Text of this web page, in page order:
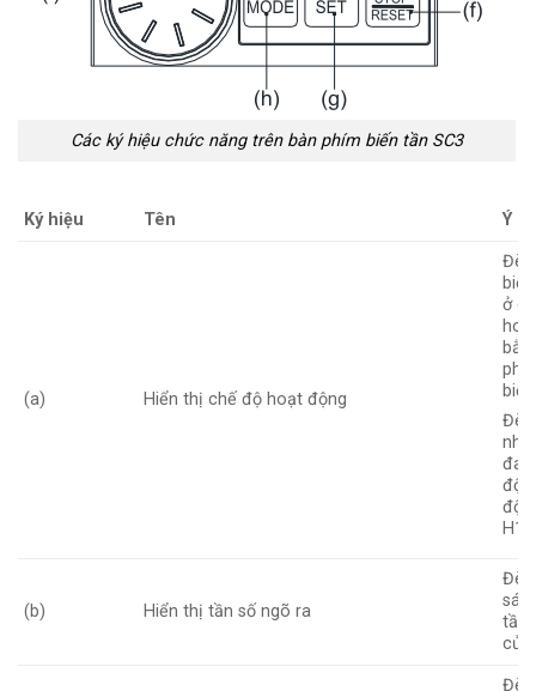
Các ký hiệu chức năng trên bàn phím biến tần SC3
Ký hiệu Tên Ý
(a) Hiển thị chế độ hoạt động
Đèn
ở
Đèn
độ
(b) Hiển thị tần số ngõ ra
Đèn
tần
của
Đèn